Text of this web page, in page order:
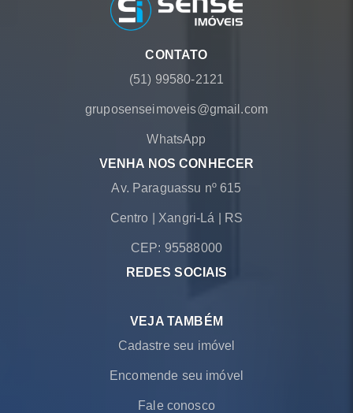
CONTATO
(51) 99580-2121
gruposenseimoveis@gmail.com
WhatsApp
VENHA NOS CONHECER
Av. Paraguassu nº 615
Centro Xangri-Lá RS
CEP: 95588000
REDES SOCIAIS
VEJA TAMBÉM
Cadastre seu imóvel
Encomende seu imóvel
Fale conosco